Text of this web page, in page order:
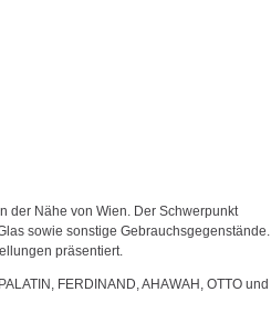
der Nähe von Wien. Der Schwerpunkt
sowie sonstige Gebrauchsgegenstände.
präsentiert.
PALATIN , FERDINAND, AHAWAH, OTTO und